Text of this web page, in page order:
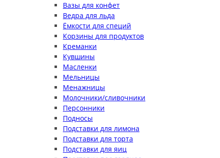
Вазы для конфет
Ведра для льда
Ёмкости для специй
Корзины для продуктов
Креманки
Кувшины
Масленки
Мельницы
Менажницы
Молочники/сливочники
Персонники
Подносы
Подставки для лимона
Подставки для торта
Подставки для яиц